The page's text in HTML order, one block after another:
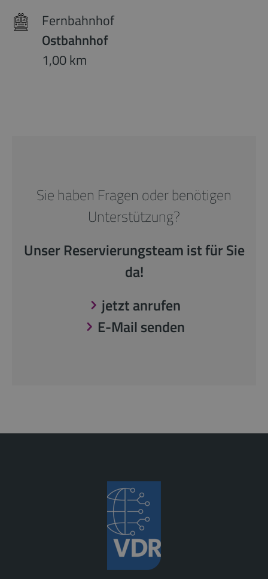
Fernbahnhof
Ostbahnhof
1,00 km
Sie haben Fragen oder benötigen
Unterstützung?
Unser Reservierungsteam ist für Sie
da!
jetzt anrufen
E-Mail senden